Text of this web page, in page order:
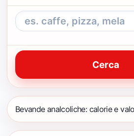
Cerca
Bevande analcoliche: calorie e